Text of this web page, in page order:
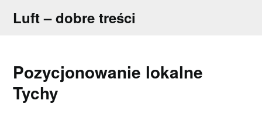
Luft – dobre treści
Pozycjonowanie lokalne
Tychy